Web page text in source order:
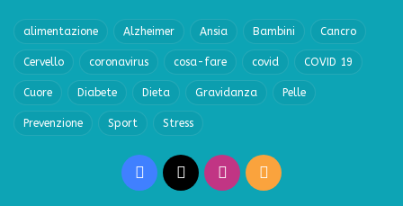
alimentazione Alzheimer Ansia Bambini Cancro
Cervello coronavirus cosa-fare covid COVID 19
Cuore Diabete Dieta Gravidanza Pelle
Prevenzione Sport Stress
Facebook Instagram
RSS